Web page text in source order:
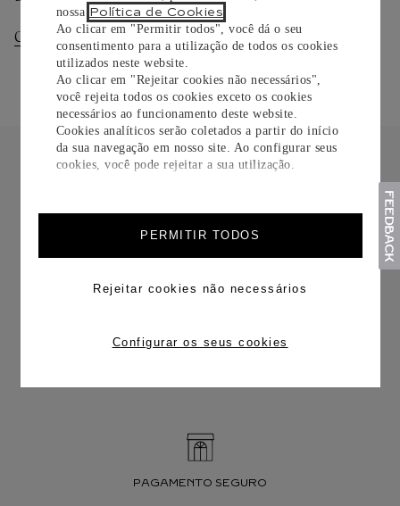
nossa Política de Cookies
Ao clicar em "Permitir todos", você dá o seu
consentimento para a utilização de todos os cookies
utilizados neste website.
Ao clicar em "Rejeitar cookies não necessários",
você rejeita todos os cookies exceto os cookies
necessários ao funcionamento deste website.
Cookies analíticos serão coletados a partir do início
da sua navegação em nosso site. Ao configurar seus
cookies, você pode rejeitar a sua utilização.
PERMITIR TODOS
Rejeitar cookies não necessários
Configurar os seus cookies
Consultar Entregas Consultar Devoluções
FRETE CORTESIA
PAGAMENTO SEGURO